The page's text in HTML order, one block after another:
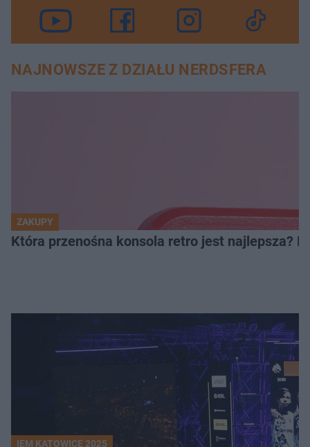
NAJNOWSZE Z DZIAŁU NERDSFERA
ZAKUPY
Która przenośna konsola retro jest najlepsza?
IEM KATOWICE 2025